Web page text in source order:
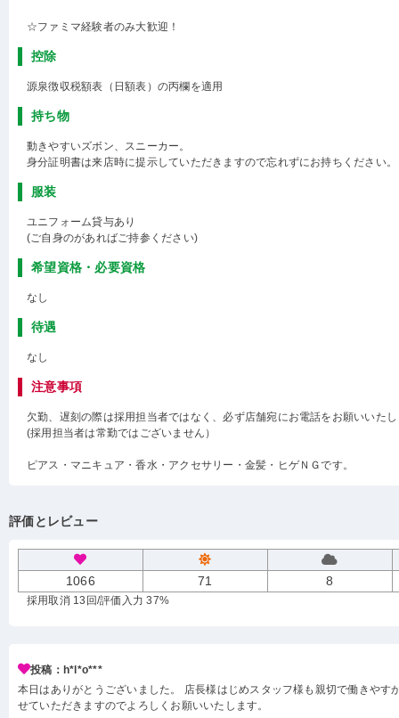
☆ファミマ経験者のみ大歓迎！
控除
源泉徴収税額表（日額表）の丙欄を適用
持ち物
動きやすいズボン、スニーカー。
身分証明書は来店時に提示していただきますので忘れずにお持ちください。
服装
ユニフォーム貸与あり
(ご自身のがあればご持参ください)
希望資格・必要資格
なし
待遇
なし
注意事項
欠勤、遅刻の際は採用担当者ではなく、必ず店舗宛にお電話をお願いいた
(採用担当者は常勤ではございません）
ピアス・マニキュア・香水・アクセサリー・金髪・ヒゲＮＧです。
評価とレビュー
1066 71 8
採用取消 13回/評価入力 37%
投稿：h*l*o***
本日はありがとうございました。 店長様はじめスタッフ様も親切で働きやす
せていただきますのでよろしくお願いいたします。